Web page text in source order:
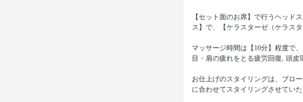
【セット面のお席】で行うヘッド
ス】で、【ケラスターゼ（ケラス
マッサージ時間は【10分】程度で
目・肩の疲れをとる疲労回復, 頭皮
お仕上げのスタイリングは、ブロ
に合わせてスタイリングさせていた